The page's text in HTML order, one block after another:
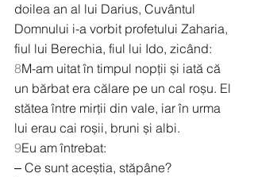
doilea an al lui Darius, Cuvântul
Domnului i-a vorbit profetului Zaharia,
fiul lui Berechia, fiul lui Ido, zicând:
8M-am uitat în timpul nopții și iată că
un bărbat era călare pe un cal roșu. El
stătea între mirții din vale, iar în urma
lui erau cai roșii, bruni și albi.
9Eu am întrebat:
‒ Ce sunt aceștia, stăpâne?